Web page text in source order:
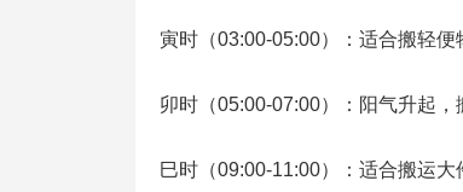
寅时（03:00‑05:00）：适合搬轻
卯时（05:00‑07:00）：阳气升起
巳时（09:00‑11:00）：适合搬运大